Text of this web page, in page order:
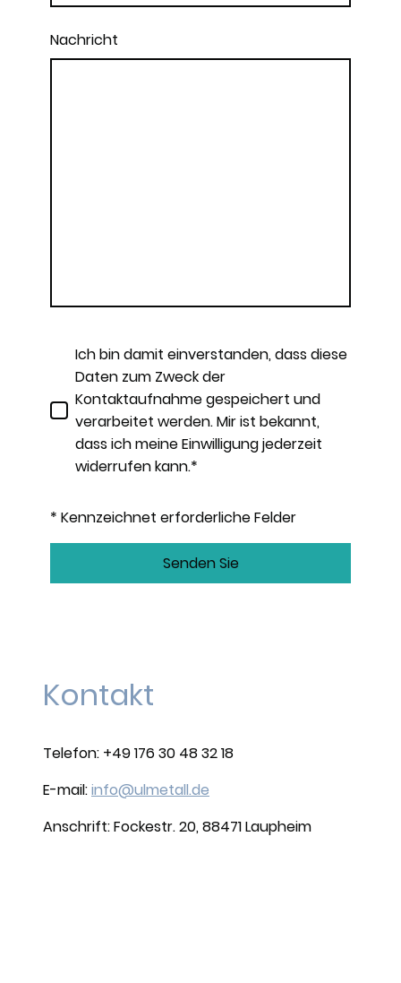
Nachricht
Ich bin damit einverstanden, dass diese
Daten zum Zweck der
Kontaktaufnahme gespeichert und
verarbeitet werden. Mir ist bekannt,
dass ich meine Einwilligung jederzeit
widerrufen kann.*
* Kennzeichnet erforderliche Felder
Senden Sie
Kontakt
Telefon: +49 176 30 48 32 18
E-mail:info@ulmetall.de
Anschrift: Fockestr. 20, 88471 Laupheim